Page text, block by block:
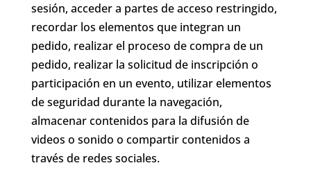
sesión, acceder a partes de acceso restringido,
recordar los elementos que integran un
pedido, realizar el proceso de compra de un
pedido, realizar la solicitud de inscripción o
participación en un evento, utilizar elementos
de seguridad durante la navegación,
almacenar contenidos para la difusión de
videos o sonido o compartir contenidos a
través de redes sociales.